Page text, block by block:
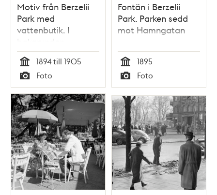
Motiv från Berzelii
Park med
vattenbutik. I
bakgrunden
Hamngatan
Tid
1894 till 1905
Typ
Foto
Fontän i Berzelii
Park. Parken sedd
mot Hamngatan
Tid
1895
Typ
Foto